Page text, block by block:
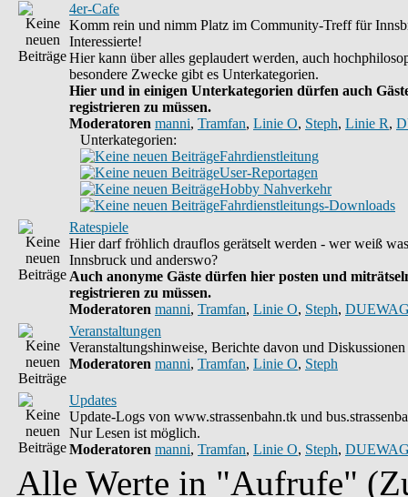
4er-Cafe
Komm rein und nimm Platz im Community-Treff für
Interessierte!
Hier kann über alles geplaudert werden, auch
besondere Zwecke gibt es Unterkategorien.
Hier und in einigen Unterkategorien dürfen auch
registrieren zu müssen.
Moderatoren manni, Tramfan, Linie O, Steph, Linie R,
Unterkategorien:
Fahrdienstleitung
User-Reportagen
Hobby Nahverkehr
Fahrdienstleitungs-Downloads
Ratespiele
Hier darf fröhlich drauflos gerätselt werden - wer weiß
Innsbruck und anderswo?
Auch anonyme Gäste dürfen hier posten und
registrieren zu müssen.
Moderatoren manni, Tramfan, Linie O, Steph,
Veranstaltungen
Veranstaltungshinweise, Berichte davon und Diskussionen
Moderatoren manni, Tramfan, Linie O, Steph
Updates
Update-Logs von www.strassenbahn.tk und
Nur Lesen ist möglich.
Moderatoren manni, Tramfan, Linie O, Steph,
Alle Werte in "Aufrufe"